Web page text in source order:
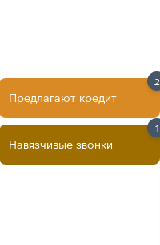
Предлагают кредит
2
Навязчивые звонки
1